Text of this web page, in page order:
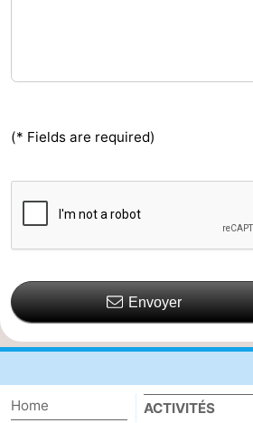
(* Fields are required)
Envoyer
Home
ACTIVITÉS